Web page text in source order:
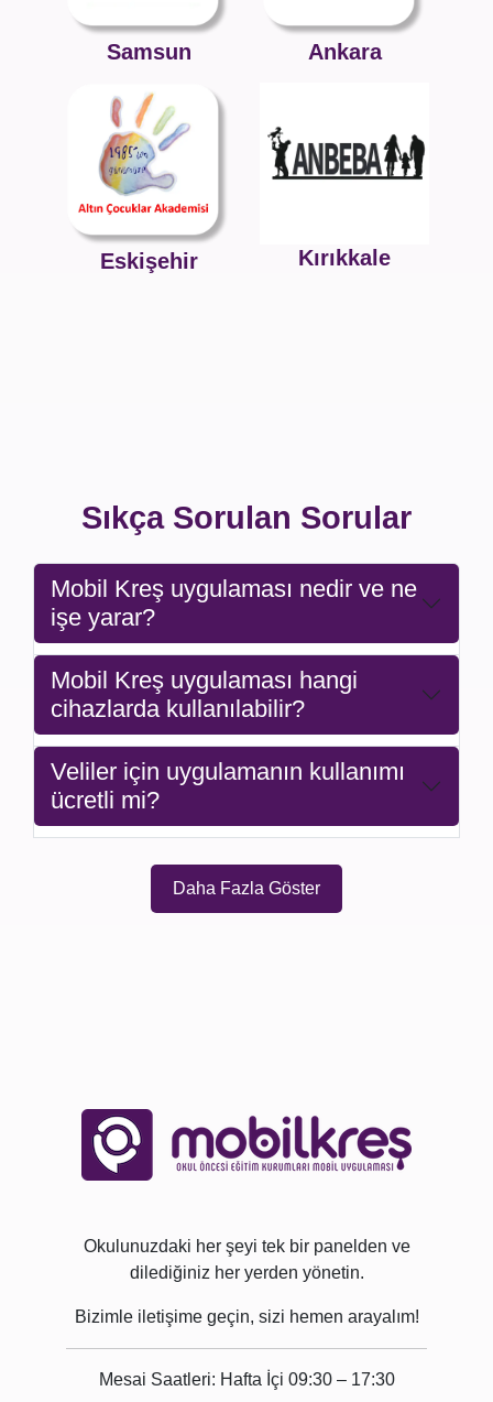
Samsun Ankara
Eskişehir Kırıkkale
Sıkça Sorulan Sorular
Mobil Kreş uygulaması nedir ve ne
işe yarar?
Mobil Kreş uygulaması hangi
cihazlarda kullanılabilir?
Veliler için uygulamanın kullanımı
ücretli mi?
Daha Fazla Göster
Okulunuzdaki her şeyi tek bir panelden ve
dilediğiniz her yerden yönetin.
Bizimle iletişime geçin, sizi hemen arayalım!
Mesai Saatleri: Hafta İçi 09:30 – 17:30